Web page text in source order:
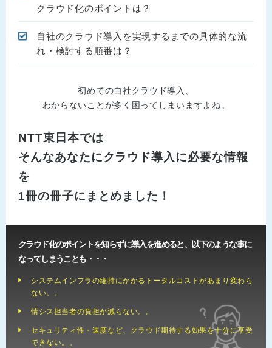
クラウド化のポイントは？
自社のクラウド導入を実現するまでの具体的な流
れ・検討する順番は？
初めての自社クラウド導入、
わからないことが多く困ってしまいますよね。
NTT東日本では
そんなあなたにクラウド導入に必要な情報
を
1冊の冊子にまとめました！
クラウド化のポイントを知らずに導入を進めると、以下のような事に
なってしまうことも・・・
システムインフラの維持にかかるトータルコストがあまり変わら
ない。。
情シス担当者の負担が減らない。。
セキュリティ性・速度など、クラウド期待する効果を十分に享受
できない。。